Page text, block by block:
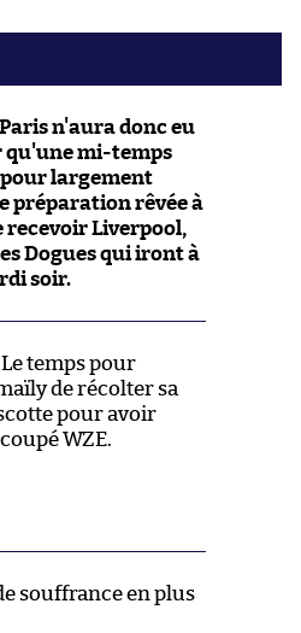
n'aura donc eu
qu'une mi-temps
largement
préparation rêvée à
recevoir Liverpool,
Dogues qui iront à
soir.
Le temps pour
de récolter sa
pour avoir
WZE.
souffrance en plus